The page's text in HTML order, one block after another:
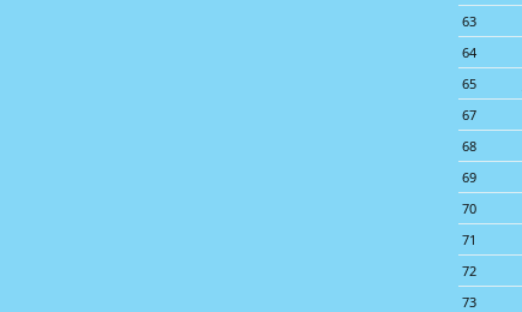
63
64
65
67
68
69
70
71
72
73